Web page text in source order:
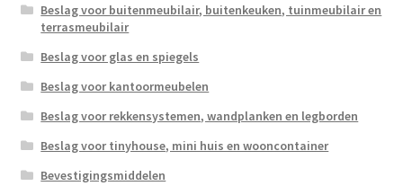
Beslag voor buitenmeubilair, buitenkeuken, tuinmeubilair en
terrasmeubilair
Beslag voor glas en spiegels
Beslag voor kantoormeubelen
Beslag voor rekkensystemen, wandplanken en legborden
Beslag voor tinyhouse, mini huis en wooncontainer
Bevestigingsmiddelen